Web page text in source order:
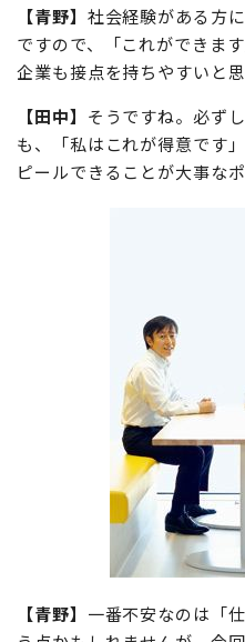
【青野】 社会経験がある方
ですので、「これができま
企業も接点を持ちやすいと思
【田中】 そうですね。必ず
も、「私はこれが得意です
ピールできることが大事な